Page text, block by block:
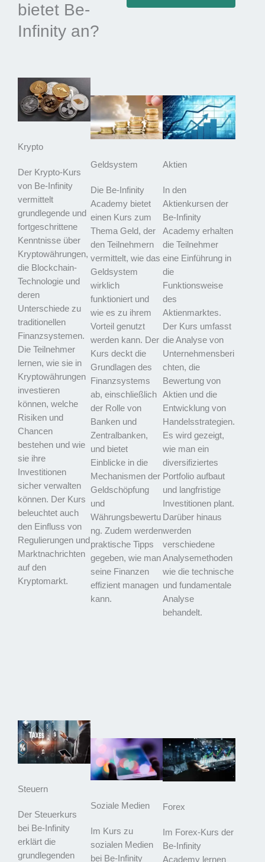
bietet Be-
Infinity an?
Krypto
Der Krypto-Kurs
von Be-Infinity
vermittelt
grundlegende und
fortgeschrittene
Kenntnisse über
Kryptowährungen,
die Blockchain-
Technologie und
deren
Unterschiede zu
traditionellen
Finanzsystemen.
Die Teilnehmer
lernen, wie sie in
Kryptowährungen
investieren
können, welche
Risiken und
Chancen
bestehen und wie
sie ihre
Investitionen
sicher verwalten
können. Der Kurs
beleuchtet auch
den Einfluss von
Regulierungen und
Marktnachrichten
auf den
Kryptomarkt.
Geldsystem
Die Be-Infinity
Academy bietet
einen Kurs zum
Thema Geld, der
den Teilnehmern
vermittelt, wie das
Geldsystem
wirklich
funktioniert und
wie es zu ihrem
Vorteil genutzt
werden kann. Der
Kurs deckt die
Grundlagen des
Finanzsystems
ab, einschließlich
der Rolle von
Banken und
Zentralbanken,
und bietet
Einblicke in die
Mechanismen der
Geldschöpfung
und
Währungsbewertu
ng. Zudem werden
praktische Tipps
gegeben, wie man
seine Finanzen
effizient managen
kann.
Aktien
In den
Aktienkursen der
Be-Infinity
Academy erhalten
die Teilnehmer
eine Einführung in
die
Funktionsweise
des
Aktienmarktes.
Der Kurs umfasst
die Analyse von
Unternehmensberi
chten, die
Bewertung von
Aktien und die
Entwicklung von
Handelsstrategien.
Es wird gezeigt,
wie man ein
diversifiziertes
Portfolio aufbaut
und langfristige
Investitionen plant.
Darüber hinaus
werden
verschiedene
Analysemethoden
wie die technische
und fundamentale
Analyse
behandelt.
Steuern
Der Steuerkurs
bei Be-Infinity
erklärt die
grundlegenden
Soziale Medien
Im Kurs zu
sozialen Medien
bei Be-Infinity
Forex
Im Forex-Kurs der
Be-Infinity
Academy lernen